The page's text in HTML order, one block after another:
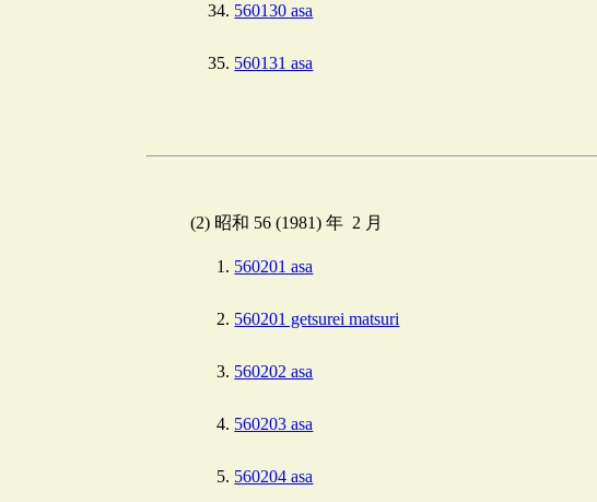
560130 asa
560131 asa
(2) 昭和 56 (1981) 年 2 月
560201 asa
560201 getsurei matsuri
560202 asa
560203 asa
560204 asa